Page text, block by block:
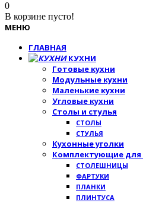
0
В корзине пусто!
МЕНЮ
ГЛАВНАЯ
КУХНИ
Готовые кухни
Модульные кухни
Маленькие кухни
Угловые кухни
Столы и стулья
СТОЛЫ
СТУЛЬЯ
Кухонные уголки
Комплектующие для
СТОЛЕШНИЦЫ
ФАРТУКИ
ПЛАНКИ
ПЛИНТУСА